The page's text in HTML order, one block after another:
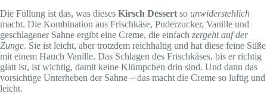
Die Füllung ist das, was dieses Kirsch Dessert so unwiderstehlich
macht. Die Kombination aus Frischkäse, Puderzucker, Vanille und
geschlagener Sahne ergibt eine Creme, die einfach zergeht auf der
Zunge. Sie ist leicht, aber trotzdem reichhaltig und hat diese feine Süße
mit einem Hauch Vanille. Das Schlagen des Frischkäses, bis er richtig
glatt ist, ist wichtig, damit keine Klümpchen drin sind. Und dann das
vorsichtige Unterheben der Sahne – das macht die Creme so luftig und
leicht.